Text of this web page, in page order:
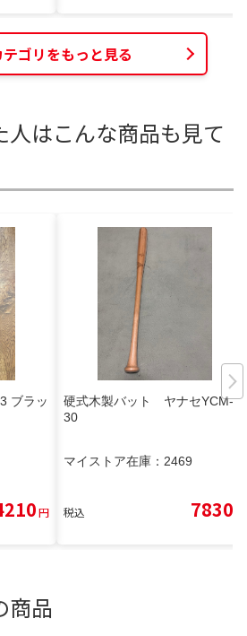
テゴリをもっと見る
人はこんな商品も見て
ブラッ
円
硬式木製バット ヤナセYCM-2
30
マイストア在庫： 2469
税込 7830
商品